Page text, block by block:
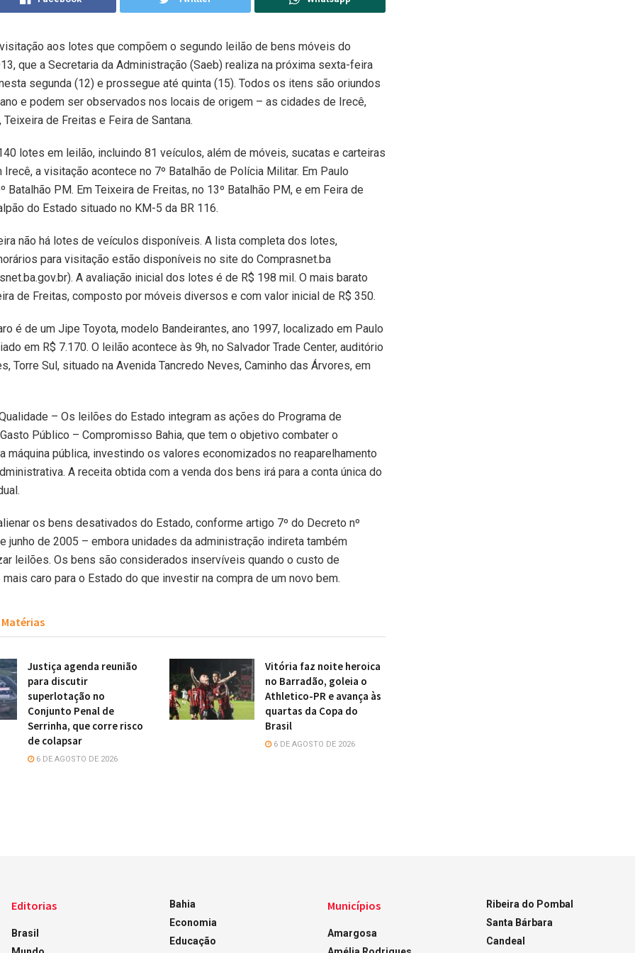
aos lotes que compõem o segundo leilão de bens móveis do
que a Secretaria da Administração (Saeb) realiza na próxima sexta-feira
segunda (12) e prossegue até quinta (15). Todos os itens são oriundos
e podem ser observados nos locais de origem – as cidades de Irecê,
de Freitas e Feira de Santana.
lotes em leilão, incluindo 81 veículos, além de móveis, sucatas e carteiras
Irecê, a visitação acontece no 7º Batalhão de Polícia Militar. Em Paulo
Batalhão PM. Em Teixeira de Freitas, no 13º Batalhão PM, e em Feira de
do Estado situado no KM-5 da BR 116.
não há lotes de veículos disponíveis. A lista completa dos lotes,
para visitação estão disponíveis no site do Comprasnet.ba
A avaliação inicial dos lotes é de R$ 198 mil. O mais barato
de Freitas, composto por móveis diversos e com valor inicial de R$ 350.
é de um Jipe Toyota, modelo Bandeirantes, ano 1997, localizado em Paulo
em R$ 7.170. O leilão acontece às 9h, no Salvador Trade Center, auditório
Torre Sul, situado na Avenida Tancredo Neves, Caminho das Árvores, em
– Os leilões do Estado integram as ações do Programa de
Público – Compromisso Bahia, que tem o objetivo combater o
máquina pública, investindo os valores economizados no reaparelhamento
A receita obtida com a venda dos bens irá para a conta única do
os bens desativados do Estado, conforme artigo 7º do Decreto nº
junho de 2005 – embora unidades da administração indireta também
leilões. Os bens são considerados inservíveis quando o custo de
mais caro para o Estado do que investir na compra de um novo bem.
Matérias
Justiça agenda reunião
para discutir
superlotação no
Conjunto Penal de
Serrinha, que corre risco
de colapsar
6 DE AGOSTO DE 2026
Vitória faz noite heroica
no Barradão, goleia o
Athletico-PR e avança às
quartas da Copa do
Brasil
6 DE AGOSTO DE 2026
Editorias
Brasil
Bahia
Economia
Educação
Municípios
Amargosa
Ribeira do Pombal
Santa Bárbara
Candeal